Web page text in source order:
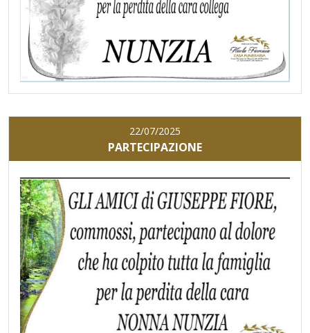
22/07/2025
PARTECIPAZIONE